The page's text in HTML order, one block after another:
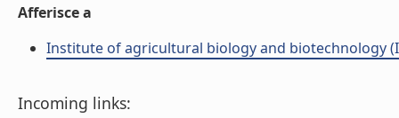
Afferisce a
Institute of agricultural biology and biotechnology
Incoming links: